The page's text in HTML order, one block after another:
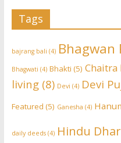
Tags
bajrang bali (4) Bhagwan
Bhagwati (4) Bhakti (5) Chaitra
living(8) Devi (4) Devi
Featured (5) Ganesha (4)
daily deeds(4) Hindu